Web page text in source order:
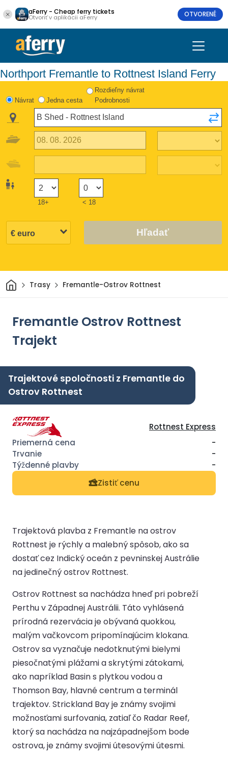
aFerry - Cheap ferry tickets
Otvoriť v aplikácii aFerry OTVORENÉ
Northport Fremantle to Rottnest Island Ferry
Návrat Jedna cesta
Rozdieľny návrat
Podrobnosti
18+ < 18
Hľadať
Domov
Trasy Fremantle-Ostrov Rottnest
Fremantle Ostrov Rottnest
Trajekt
Trajektové spoločnosti z Fremantle do
Ostrov Rottnest
Rottnest Express
-
-
-
Zistiť cenu
Trajektová plavba z Fremantle na ostrov
Rottnest je rýchly a malebný spôsob, ako sa
dostať cez Indický oceán z pevninskej Austrálie
na jedinečný ostrov Rottnest.
Ostrov Rottnest sa nachádza hneď pri pobreží
Perthu v Západnej Austrálii. Táto vyhlásená
prírodná rezervácia je obývaná quokkou,
malým vačkovcom pripomínajúcim klokana.
Ostrov sa vyznačuje nedotknutými bielymi
piesočnatými plážami a skrytými zátokami,
ako napríklad Basin s plytkou vodou a
Thomson Bay, hlavné centrum a terminál
trajektov. Strickland Bay je známy svojimi
možnosťami surfovania, zatiaľ čo Radar Reef,
ktorý sa nachádza na najzápadnejšom bode
ostrova, je známy svojimi útesovými útesmi.